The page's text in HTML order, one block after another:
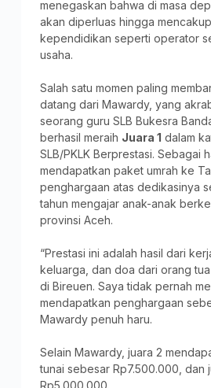
menegaskan bahwa di masa
akan diperluas hingga
kependidikan seperti operator
usaha.
Salah satu momen paling
datang dari Mawardy, yang
seorang guru SLB Bukesra
berhasil meraih Juara 1 dalam
SLB/PKLK Berprestasi. Sebagai
mendapatkan paket umrah ke
penghargaan atas dedikasinya
tahun mengajar anak-anak
provinsi Aceh.
“Prestasi ini adalah hasil dari
keluarga, dan doa dari orang
di Bireuen. Saya tidak pernah
mendapatkan penghargaan
Mawardy penuh haru.
Selain Mawardy, juara 2
tunai sebesar Rp7.500.000, dan
Rp5.000.000.